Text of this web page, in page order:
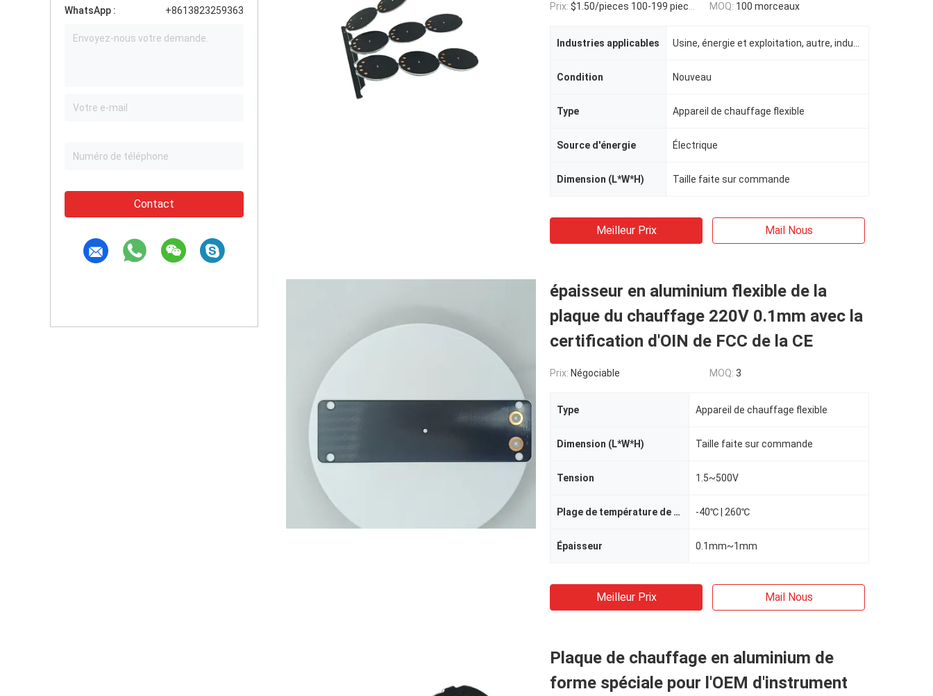
WhatsApp : +8613823259363
Contact
Prix: $1.50/pieces 100-199 pieces MOQ: 100 morceaux
Industries applicables
Condition Nouveau
Type Appareil de chauffage flexible
Source d'énergie Électrique
Dimension (L*W*H) Taille faite sur commande
Meilleur Prix Mail Nous
épaisseur en aluminium flexible de la
plaque du chauffage 220V 0.1mm avec la
certification d'OIN de FCC de la CE
Prix: Négociable MOQ: 3
Type Appareil de chauffage flexible
Dimension (L*W*H) Taille faite sur commande
Tension 1.5~500V
Plage de température de travail -40℃ | 260℃
Épaisseur 0.1mm~1mm
Meilleur Prix Mail Nous
Plaque de chauffage en aluminium de
forme spéciale pour l'OEM d'instrument